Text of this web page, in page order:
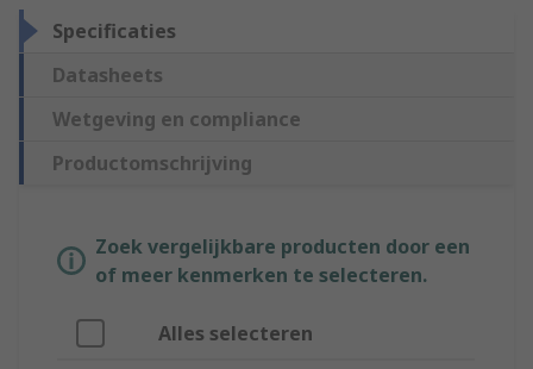
Specificaties
Datasheets
Wetgeving en compliance
Productomschrijving
Zoek vergelijkbare producten door een
of meer kenmerken te selecteren.
Alles selecteren